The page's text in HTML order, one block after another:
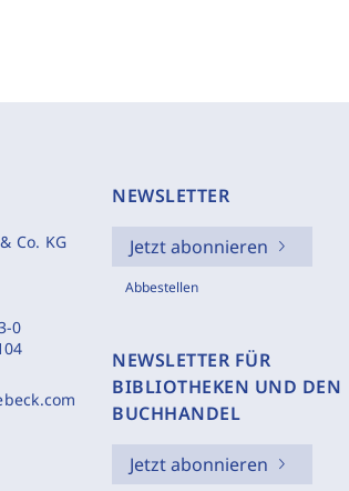
Co. KG
0
NEWSLETTER
Jetzt abonnieren
Abbestellen
NEWSLETTER FÜR
BIBLIOTHEKEN UND DEN
BUCHHANDEL
Jetzt abonnieren